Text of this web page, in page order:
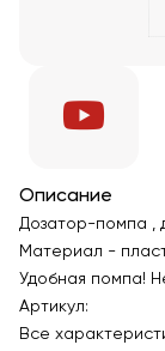
Описание
Дозатор-помпа ,
Материал -
Удобная помпа!
Артикул:
Все